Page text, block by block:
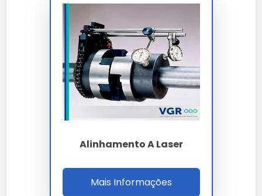
A definição de valores paraalinhamento a laser sp
leva em conta a complexidade técnica e o volume da
sua necessidade. Trabalhamos com propostas
personalizadas para garantir o melhor custo-benefício
em cada projeto.
Onde Comprar Alinhamento A
realize a aquisição através de canais oficiais e
suporte completo na escolha do alinhamento a laser
sp ideal para sua aplicação.
Alinhamento A Laser
Mais Informações